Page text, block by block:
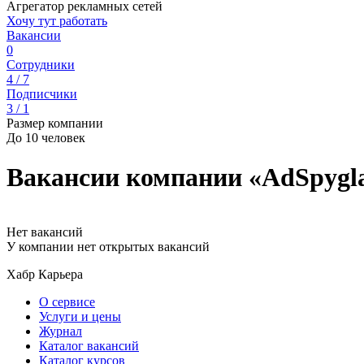
Агрегатор рекламных сетей
Хочу тут работать
Вакансии
0
Сотрудники
4 / 7
Подписчики
3 / 1
Размер компании
До 10 человек
Вакансии компании
Нет вакансий
У компании нет открытых вакансий
Хабр Карьера
О сервисе
Услуги и цены
Журнал
Каталог вакансий
Каталог курсов